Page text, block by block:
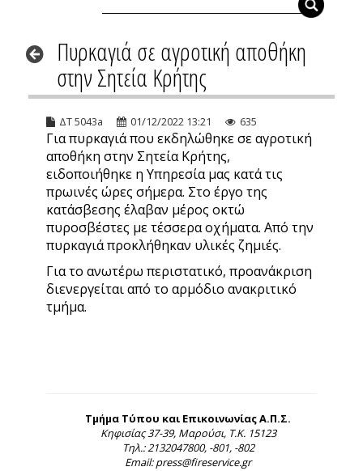
Πυρκαγιά σε αγροτική αποθήκη
στην Σητεία Κρήτης
ΔΤ 5043a 01/12/2022 13:21 635
Για πυρκαγιά που εκδηλώθηκε σε αγροτική
αποθήκη στην Σητεία Κρήτης,
ειδοποιήθηκε η Υπηρεσία μας κατά τις
πρωινές ώρες σήμερα. Στο έργο της
κατάσβεσης έλαβαν μέρος οκτώ
πυροσβέστες με τέσσερα οχήματα. Από την
πυρκαγιά προκλήθηκαν υλικές ζημιές.
Για το ανωτέρω περιστατικό, προανάκριση
διενεργείται από το αρμόδιο ανακριτικό
τμήμα.
Τμήμα Τύπου και Επικοινωνίας Α.Π.Σ.
Κηφισίας 37-39, Μαρούσι, Τ.Κ. 15123
Τηλ.: 2132047800, -801, -802
Email: press@fireservice.gr